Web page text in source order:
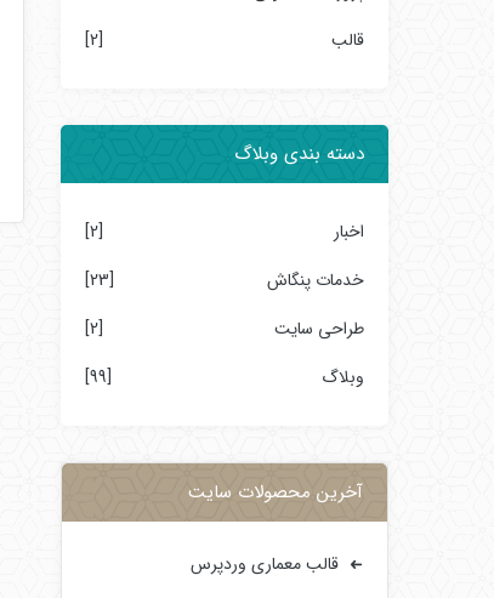
قالب
[2]
دسته بندی وبلاگ
اخبار
[2]
خدمات پنگاش
[23]
طراحی سایت
[2]
وبلاگ
[99]
آخرین محصولات سایت
قالب معماری وردپرس